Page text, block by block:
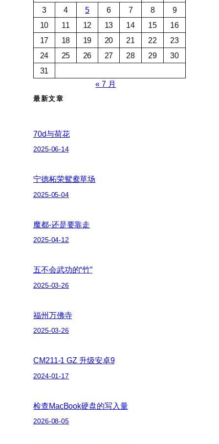
3
4 5 6 7 8
9
10
11 12 13 14 15
16
17
18 19 20 21 22
23
24
25 26 27 28 29
30
31
« 7 月
最新文章
70d与荷花
2025-06-14
宁德柘荣鸳鸯草场
2025-05-04
魔都-还是要靠走
2025-04-12
五不会武功的“竹”
2025-03-26
福州万佛寺
2025-03-26
CM211-1 GZ 升级安卓9
2024-01-17
检查MacBook硬盘的写入量
2026-08-05